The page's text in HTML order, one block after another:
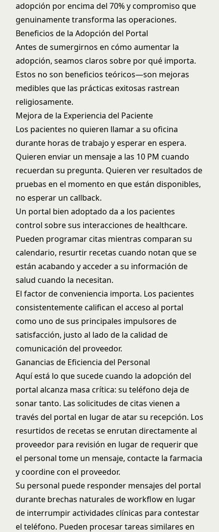
adopción por encima del 70% y compromiso que
genuinamente transforma las operaciones.
Beneficios de la Adopción del Portal
Antes de sumergirnos en cómo aumentar la
adopción, seamos claros sobre por qué importa.
Estos no son beneficios teóricos—son mejoras
medibles que las prácticas exitosas rastrean
religiosamente.
Mejora de la Experiencia del Paciente
Los pacientes no quieren llamar a su oficina
durante horas de trabajo y esperar en espera.
Quieren enviar un mensaje a las 10 PM cuando
recuerdan su pregunta. Quieren ver resultados de
pruebas en el momento en que están disponibles,
no esperar un callback.
Un portal bien adoptado da a los pacientes
control sobre sus interacciones de healthcare.
Pueden programar citas mientras comparan su
calendario, resurtir recetas cuando notan que se
están acabando y acceder a su información de
salud cuando la necesitan.
El factor de conveniencia importa. Los pacientes
consistentemente califican el acceso al portal
como uno de sus principales impulsores de
satisfacción, justo al lado de la calidad de
comunicación del proveedor.
Ganancias de Eficiencia del Personal
Aquí está lo que sucede cuando la adopción del
portal alcanza masa crítica: su teléfono deja de
sonar tanto. Las solicitudes de citas vienen a
través del portal en lugar de atar su recepción. Los
resurtidos de recetas se enrutan directamente al
proveedor para revisión en lugar de requerir que
el personal tome un mensaje, contacte la farmacia
y coordine con el proveedor.
Su personal puede responder mensajes del portal
durante brechas naturales de workflow en lugar
de interrumpir actividades clínicas para contestar
el teléfono. Pueden procesar tareas similares en